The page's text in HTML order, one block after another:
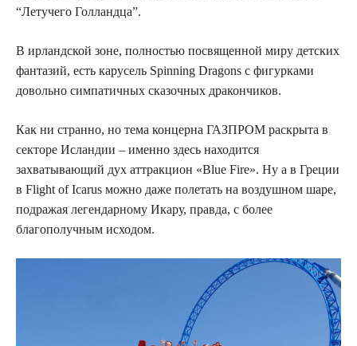
“Летучего Голландца”.
В ирландской зоне, полностью посвященной миру детских
фантазий, есть карусель Spinning Dragons с фигурками
довольно симпатичных сказочных дракончиков.
Как ни странно, но тема концерна ГАЗПРОМ раскрыта в
секторе Исландии – именно здесь находится
захватывающий дух аттракцион «Blue Fire». Ну а в Греции
в Flight of Icarus можно даже полетать на воздушном шаре,
подражая легендарному Икару, правда, с более
благополучным исходом.